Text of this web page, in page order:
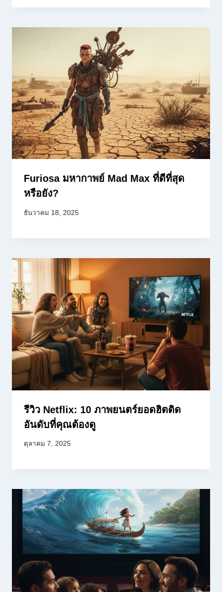
Furiosa มหากาพย์ Mad Max ที่ดีที่สุด
หรือยัง?
ธันวาคม 18, 2025
รีวิว Netflix: 10 ภาพยนตร์ยอดฮิตติด
อันดับที่คุณต้องดู
ตุลาคม 7, 2025